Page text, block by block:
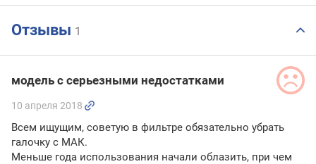
Отзывы 1
модель с серьезными недостатками
10 апреля 2018
Всем ищущим, советую в фильтре обязательно убрать
галочку с МАК.
Меньше года использования начали облазить, при чем